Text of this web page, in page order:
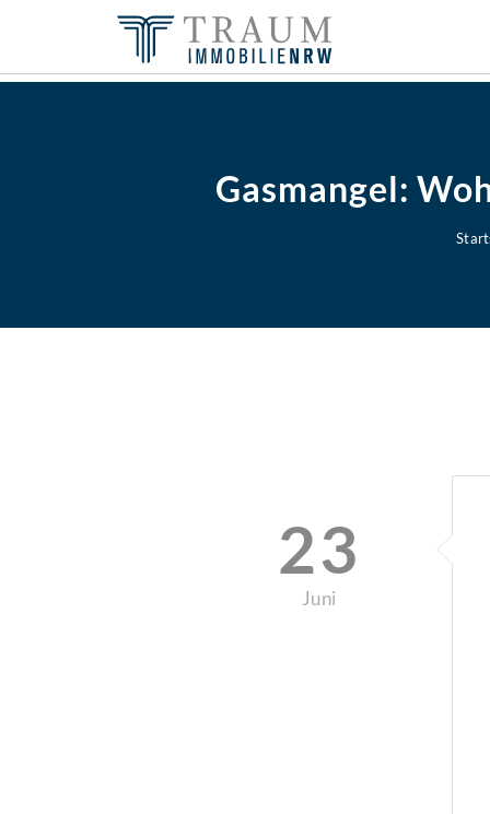
Gasmangel:
23
Juni